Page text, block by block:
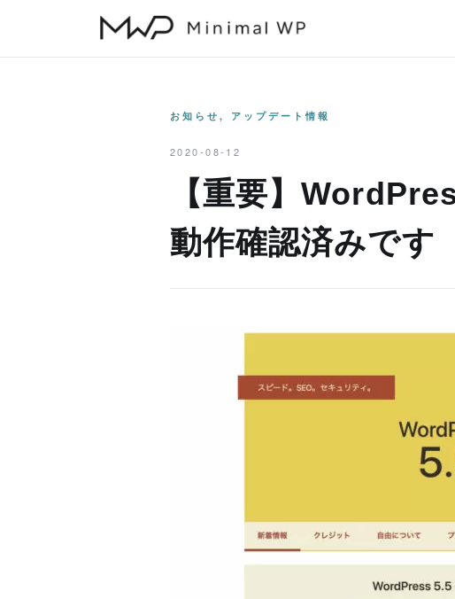
お知らせ, アップデート情報
2020-08-12
【重要】
動作確認済みです